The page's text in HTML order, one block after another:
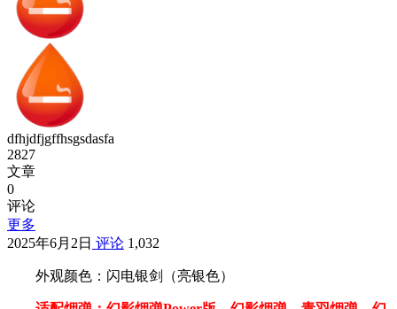
dfhjdfjgffhsgsdasfa
2827
文章
0
评论
更多
2025年6月2日 评论 1,032
外观颜色：闪电银剑（亮银色）